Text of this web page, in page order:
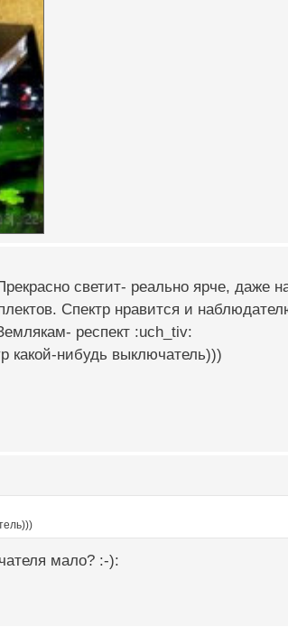
светит- реально ярче, даже
Спектр нравится и
респект :uch_tiv:
какой-нибудь выключатель)))
мало? :-):